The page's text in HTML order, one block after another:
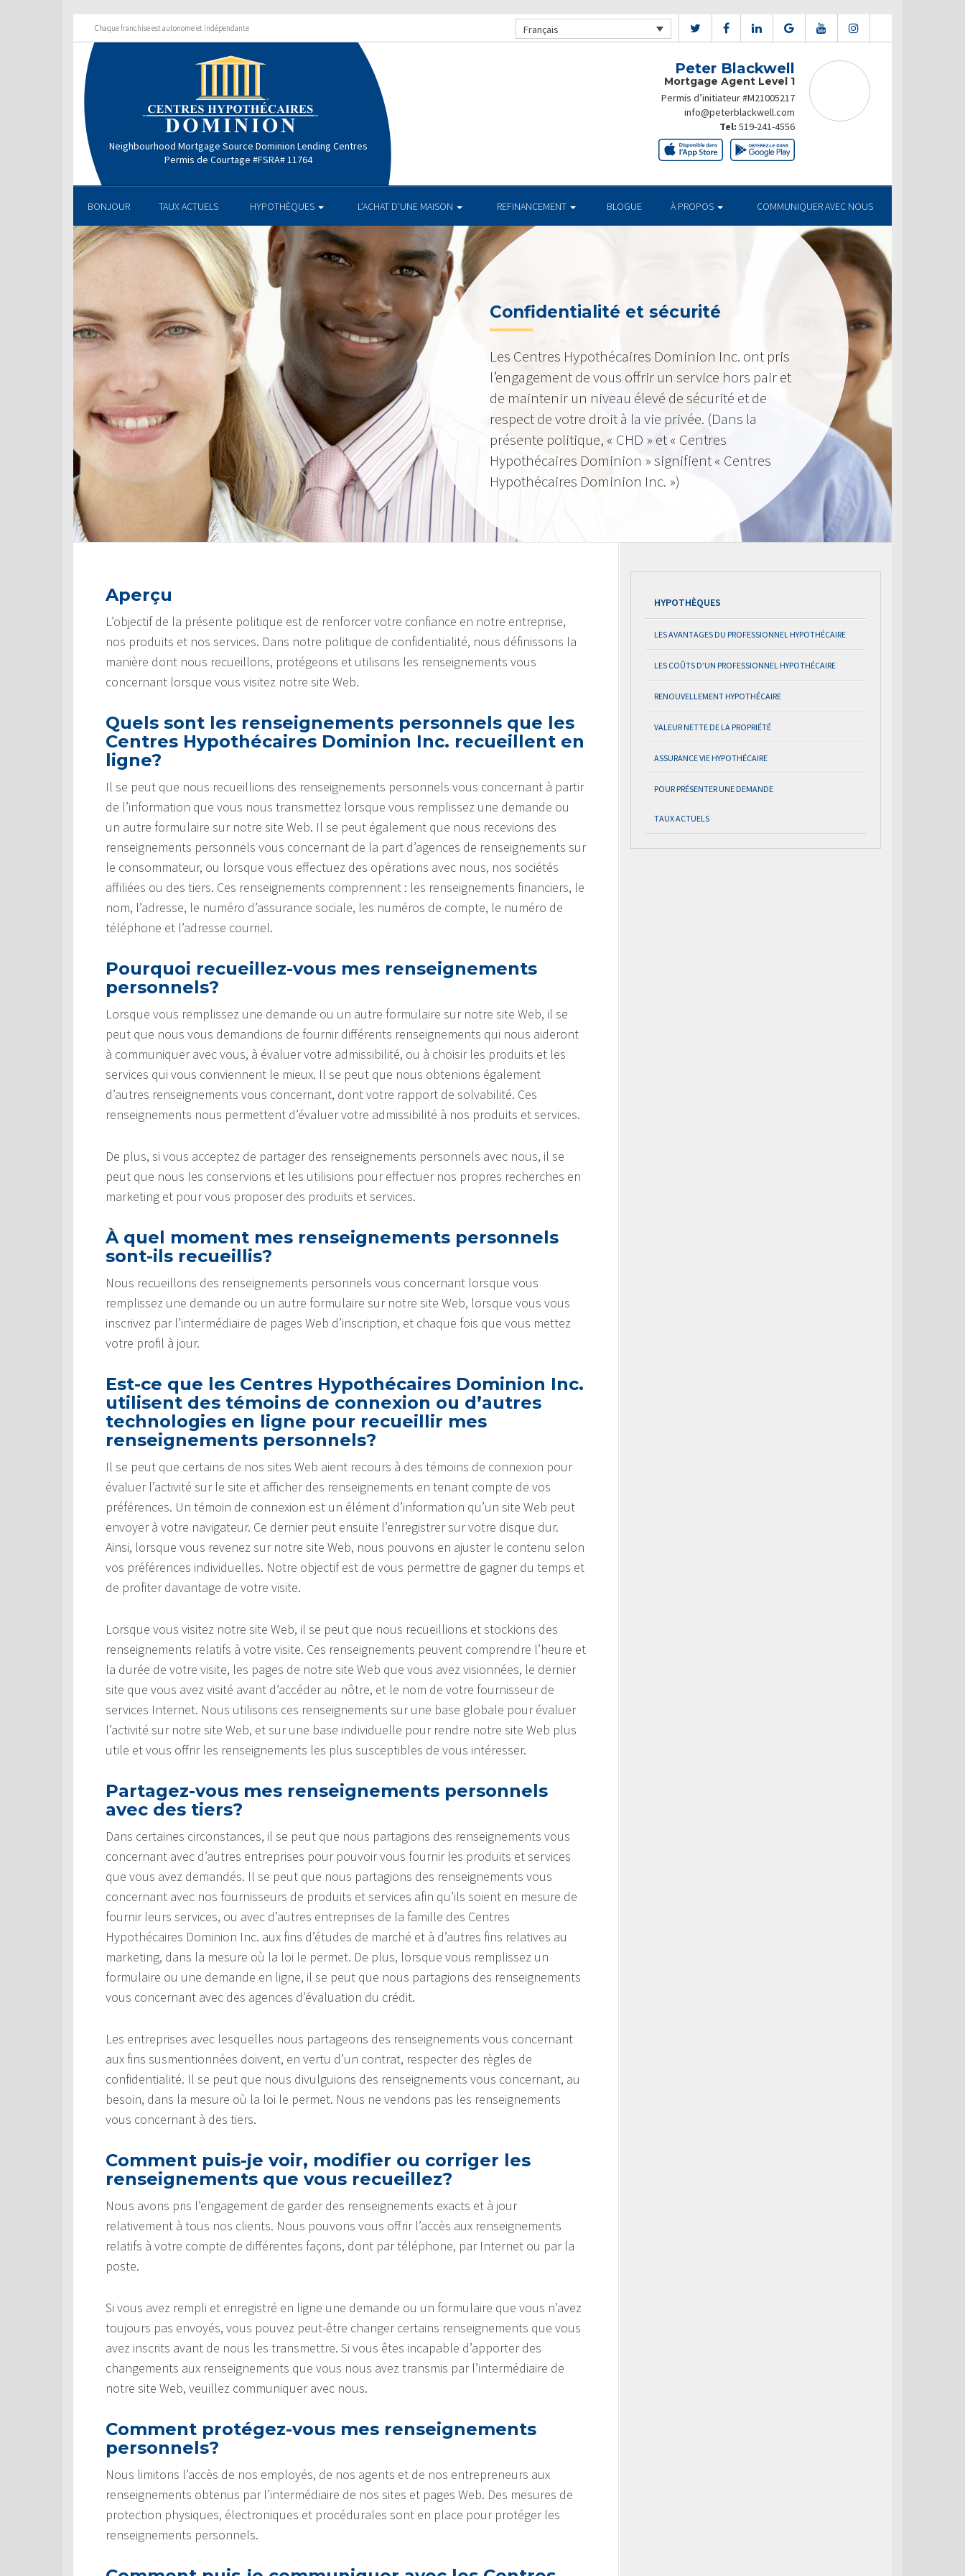
Chaque franchise est autonome et indépendante Français
Neighbourhood Mortgage Source Dominion Lending Centres
Permis de Courtage #FSRA# 11764
Peter Blackwell
Mortgage Agent Level 1
Permis d’initiateur #M21005217
info@peterblackwell.com
Tel: 519-241-4556
BONJOUR TAUX ACTUELS HYPOTHÈQUES L’ACHAT D’UNE MAISON REFINANCEMENT BLOGUE À PROPOS COMMUNIQUER AVEC NOUS
Confidentialité et sécurité
Les Centres Hypothécaires Dominion Inc. ont pris
l’engagement de vous offrir un service hors pair et
de maintenir un niveau élevé de sécurité et de
respect de votre droit à la vie privée. (Dans la
présente politique, « CHD » et « Centres
Hypothécaires Dominion » signifient « Centres
Hypothécaires Dominion Inc. »)
Aperçu
L’objectif de la présente politique est de renforcer votre confiance en notre entreprise,
nos produits et nos services. Dans notre politique de confidentialité, nous définissons la
manière dont nous recueillons, protégeons et utilisons les renseignements vous
concernant lorsque vous visitez notre site Web.
Quels sont les renseignements personnels que les
Centres Hypothécaires Dominion Inc. recueillent en
ligne?
Il se peut que nous recueillions des renseignements personnels vous concernant à partir
de l’information que vous nous transmettez lorsque vous remplissez une demande ou
un autre formulaire sur notre site Web. Il se peut également que nous recevions des
renseignements personnels vous concernant de la part d’agences de renseignements sur
le consommateur, ou lorsque vous effectuez des opérations avec nous, nos sociétés
affiliées ou des tiers. Ces renseignements comprennent : les renseignements financiers, le
nom, l’adresse, le numéro d’assurance sociale, les numéros de compte, le numéro de
téléphone et l’adresse courriel.
Pourquoi recueillez-vous mes renseignements
personnels?
Lorsque vous remplissez une demande ou un autre formulaire sur notre site Web, il se
peut que nous vous demandions de fournir différents renseignements qui nous aideront
à communiquer avec vous, à évaluer votre admissibilité, ou à choisir les produits et les
services qui vous conviennent le mieux. Il se peut que nous obtenions également
d’autres renseignements vous concernant, dont votre rapport de solvabilité. Ces
renseignements nous permettent d’évaluer votre admissibilité à nos produits et services.
De plus, si vous acceptez de partager des renseignements personnels avec nous, il se
peut que nous les conservions et les utilisions pour effectuer nos propres recherches en
marketing et pour vous proposer des produits et services.
À quel moment mes renseignements personnels
sont-ils recueillis?
Nous recueillons des renseignements personnels vous concernant lorsque vous
remplissez une demande ou un autre formulaire sur notre site Web, lorsque vous vous
inscrivez par l’intermédiaire de pages Web d’inscription, et chaque fois que vous mettez
votre profil à jour.
Est-ce que les Centres Hypothécaires Dominion Inc.
utilisent des témoins de connexion ou d’autres
technologies en ligne pour recueillir mes
renseignements personnels?
Il se peut que certains de nos sites Web aient recours à des témoins de connexion pour
évaluer l’activité sur le site et afficher des renseignements en tenant compte de vos
préférences. Un témoin de connexion est un élément d’information qu’un site Web peut
envoyer à votre navigateur. Ce dernier peut ensuite l’enregistrer sur votre disque dur.
Ainsi, lorsque vous revenez sur notre site Web, nous pouvons en ajuster le contenu selon
vos préférences individuelles. Notre objectif est de vous permettre de gagner du temps et
de profiter davantage de votre visite.
Lorsque vous visitez notre site Web, il se peut que nous recueillions et stockions des
renseignements relatifs à votre visite. Ces renseignements peuvent comprendre l’heure et
la durée de votre visite, les pages de notre site Web que vous avez visionnées, le dernier
site que vous avez visité avant d’accéder au nôtre, et le nom de votre fournisseur de
services Internet. Nous utilisons ces renseignements sur une base globale pour évaluer
l’activité sur notre site Web, et sur une base individuelle pour rendre notre site Web plus
utile et vous offrir les renseignements les plus susceptibles de vous intéresser.
Partagez-vous mes renseignements personnels
avec des tiers?
Dans certaines circonstances, il se peut que nous partagions des renseignements vous
concernant avec d’autres entreprises pour pouvoir vous fournir les produits et services
que vous avez demandés. Il se peut que nous partagions des renseignements vous
concernant avec nos fournisseurs de produits et services afin qu’ils soient en mesure de
fournir leurs services, ou avec d’autres entreprises de la famille des Centres
Hypothécaires Dominion Inc. aux fins d’études de marché et à d’autres fins relatives au
marketing, dans la mesure où la loi le permet. De plus, lorsque vous remplissez un
formulaire ou une demande en ligne, il se peut que nous partagions des renseignements
vous concernant avec des agences d’évaluation du crédit.
Les entreprises avec lesquelles nous partageons des renseignements vous concernant
aux fins susmentionnées doivent, en vertu d’un contrat, respecter des règles de
confidentialité. Il se peut que nous divulguions des renseignements vous concernant, au
besoin, dans la mesure où la loi le permet. Nous ne vendons pas les renseignements
vous concernant à des tiers.
Comment puis-je voir, modifier ou corriger les
renseignements que vous recueillez?
Nous avons pris l’engagement de garder des renseignements exacts et à jour
relativement à tous nos clients. Nous pouvons vous offrir l’accès aux renseignements
relatifs à votre compte de différentes façons, dont par téléphone, par Internet ou par la
poste.
Si vous avez rempli et enregistré en ligne une demande ou un formulaire que vous n’avez
toujours pas envoyés, vous pouvez peut-être changer certains renseignements que vous
avez inscrits avant de nous les transmettre. Si vous êtes incapable d’apporter des
changements aux renseignements que vous nous avez transmis par l’intermédiaire de
notre site Web, veuillez communiquer avec nous.
Comment protégez-vous mes renseignements
personnels?
Nous limitons l’accès de nos employés, de nos agents et de nos entrepreneurs aux
renseignements obtenus par l’intermédiaire de nos sites et pages Web. Des mesures de
protection physiques, électroniques et procédurales sont en place pour protéger les
renseignements personnels.
HYPOTHÈQUES
LES AVANTAGES DU PROFESSIONNEL HYPOTHÉCAIRE
LES COÛTS D’UN PROFESSIONNEL HYPOTHÉCAIRE
RENOUVELLEMENT HYPOTHÉCAIRE
VALEUR NETTE DE LA PROPRIÉTÉ
ASSURANCE VIE HYPOTHÉCAIRE
POUR PRÉSENTER UNE DEMANDE
TAUX ACTUELS